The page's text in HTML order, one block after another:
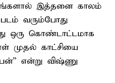
இத்தனை காலம்
வரும்போது
ஒரு கொண்டாட்டமாக
முதல் காட்சியை
என்று விஷ்ணு